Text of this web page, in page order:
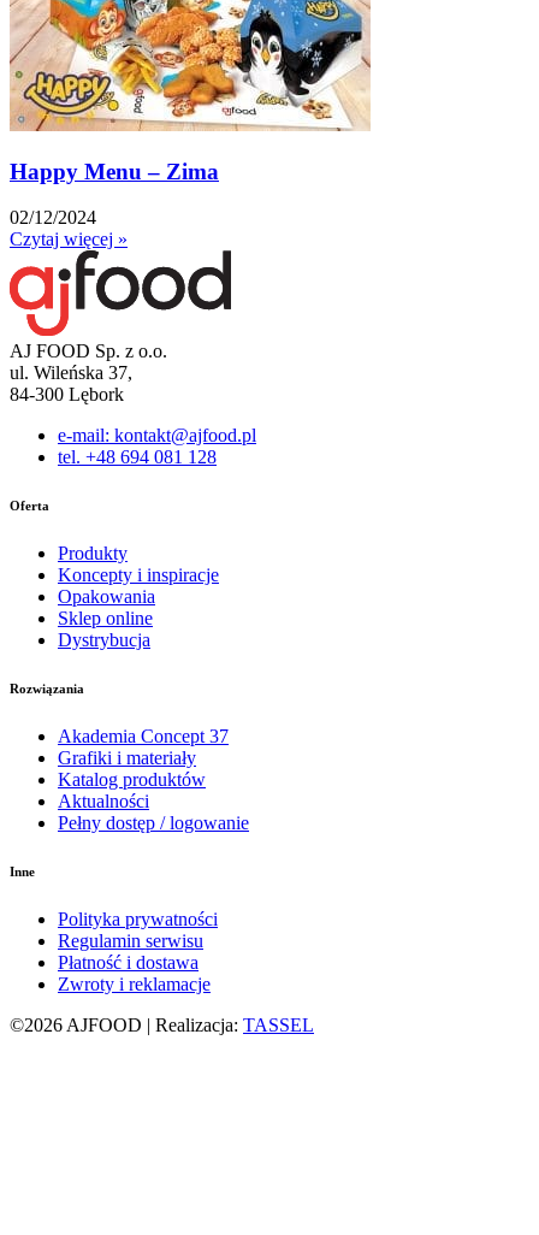
Happy Menu – Zima
02/12/2024
Czytaj więcej »
AJ FOOD Sp. z o.o.
ul. Wileńska 37,
84-300 Lębork
e-mail: kontakt@ajfood.pl
tel. +48 694 081 128
Oferta
Produkty
Koncepty i inspiracje
Opakowania
Sklep online
Dystrybucja
Rozwiązania
Akademia Concept 37
Grafiki i materiały
Katalog produktów
Aktualności
Pełny dostęp / logowanie
Inne
Polityka prywatności
Regulamin serwisu
Płatność i dostawa
Zwroty i reklamacje
©2026 AJFOOD | Realizacja: TASSEL